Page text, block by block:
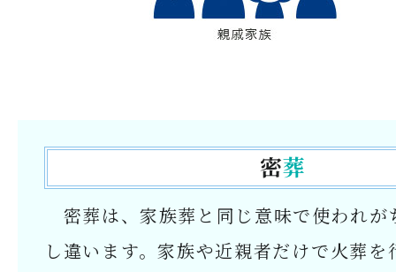
密葬
密葬は、家族葬と同じ意味で使われが
し違います。家族や近親者だけで火葬